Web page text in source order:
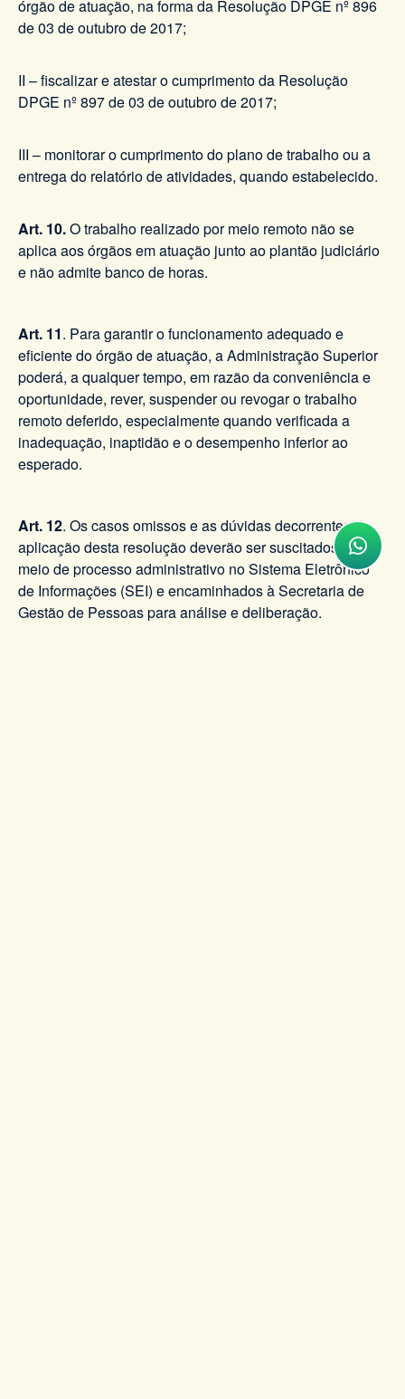
órgão de atuação, na forma da Resolução DPGE nº 896
de 03 de outubro de 2017;
II – fiscalizar e atestar o cumprimento da Resolução
DPGE nº 897 de 03 de outubro de 2017;
III – monitorar o cumprimento do plano de trabalho ou a
entrega do relatório de atividades, quando estabelecido.
Art. 10.O trabalho realizado por meio remoto não se
aplica aos órgãos em atuação junto ao plantão judiciário
e não admite banco de horas.
Art. 11. Para garantir o funcionamento adequado e
eficiente do órgão de atuação, a Administração Superior
poderá, a qualquer tempo, em razão da conveniência e
oportunidade, rever, suspender ou revogar o trabalho
remoto deferido, especialmente quando verificada a
inadequação, inaptidão e o desempenho inferior ao
esperado.
Art. 12. Os casos omissos e as dúvidas decorrentes da
aplicação desta resolução deverão ser suscitados por
meio de processo administrativo no Sistema Eletrônico
de Informações (SEI) e encaminhados à Secretaria de
Gestão de Pessoas para análise e deliberação.